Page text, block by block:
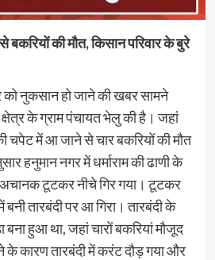
की मौत, किसान परिवार के बुरे
को नुकसान हो जाने की खबर सामने
के ग्राम पंचायत भेलु की है। जहां
चपेट में आ जाने से चार बकरियों की मौत
हनुमान नगर में धर्माराम की ढाणी के
अचानक टूटकर नीचे गिर गया। टूटकर
बनी तारबंदी पर आ गिरा। तारबंदी के
बना हुआ था, जहां चारों बकरियां मौजूद
के कारण तारबंदी में करंट दौड़ गया और